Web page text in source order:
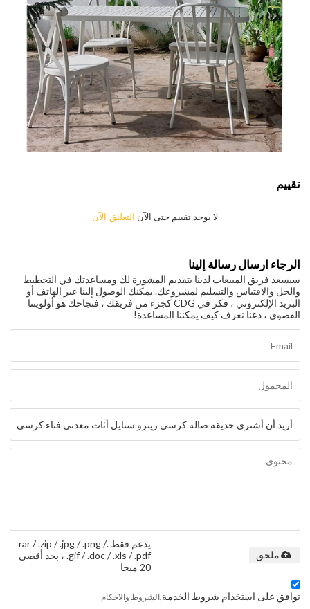
تقييم
لا يوجد تقييم حتى الآن التعليق الآن
الرجاء ارسال رسالة إلينا
سيسعد فريق المبيعات لدينا بتقديم المشورة لك ومساعدتك في التخطيط
والحل والاقتباس والتسليم لمشروعك. يمكنك الوصول إلينا عبر الهاتف أو
البريد الإلكتروني ، فكر في CDG كجزء من فريقك ، فنجاحك هو أولويتنا
القصوى ، دعنا نعرف كيف يمكننا المساعدة!
يدعم فقط .rar / .zip / .jpg / .png /
.gif / .doc / .xls / .pdf ، بحد أقصى
20 ميجا
ملحق
توافق على استخدام شروط الخدمة,الشروط والاحكام